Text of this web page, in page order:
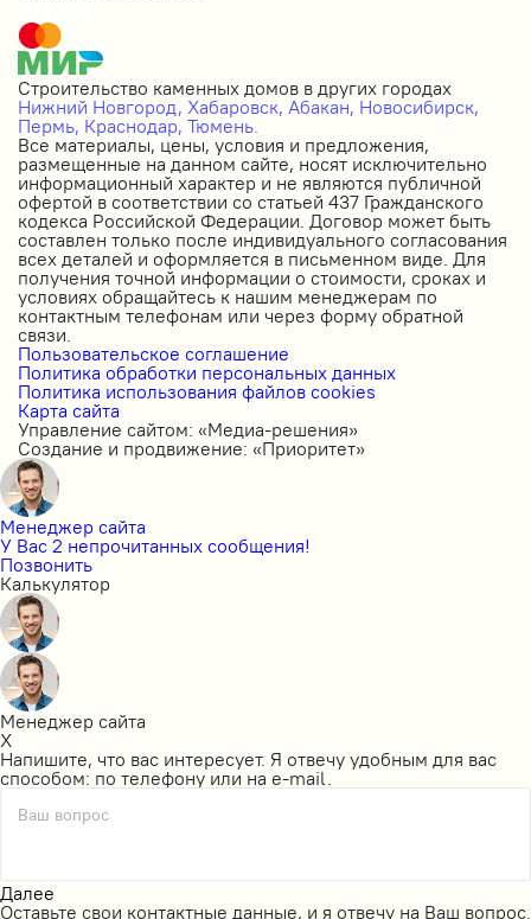
Строительство каменных домов в других городах
Нижний Новгород, Хабаровск, Абакан, Новосибирск,
Пермь, Краснодар, Тюмень.
Все материалы, цены, условия и предложения,
размещенные на данном сайте, носят исключительно
информационный характер и не являются публичной
офертой в соответствии со статьей 437 Гражданского
кодекса Российской Федерации. Договор может быть
составлен только после индивидуального согласования
всех деталей и оформляется в письменном виде. Для
получения точной информации о стоимости, сроках и
условиях обращайтесь к нашим менеджерам по
контактным телефонам или через форму обратной
связи.
Пользовательское соглашение
Политика обработки персональных данных
Политика использования файлов cookies
Карта сайта
Управление сайтом: «Медиа-решения»
Создание и продвижение: «Приоритет»
Менеджер сайта
У Вас 2 непрочитанных сообщения!
Позвонить
Калькулятор
Менеджер сайта
X
Напишите, что вас интересует. Я отвечу удобным для вас
способом: по телефону или на e-mail.
Ваш вопрос
Далее
Оставьте свои контактные данные, и я отвечу на Ваш вопрос.